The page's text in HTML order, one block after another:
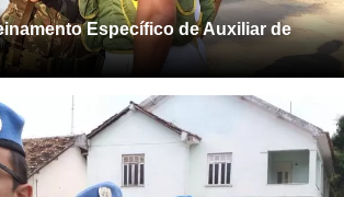
Específico de Auxiliar de